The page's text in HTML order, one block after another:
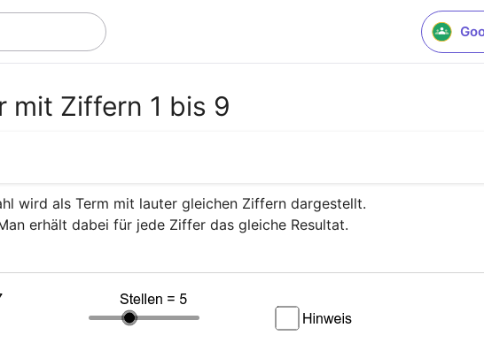
mit Ziffern 1 bis 9
wird als Term mit lauter gleichen Ziffern dargestellt.
erhält dabei für jede Ziffer das gleiche Resultat.